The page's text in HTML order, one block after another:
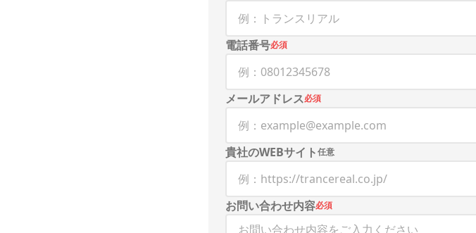
電話番号必須
メールアドレス必須
貴社のWEBサイト任意
お問い合わせ内容必須